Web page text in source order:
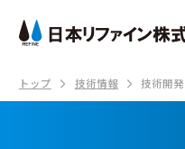
トップ 技術情報 技術開発